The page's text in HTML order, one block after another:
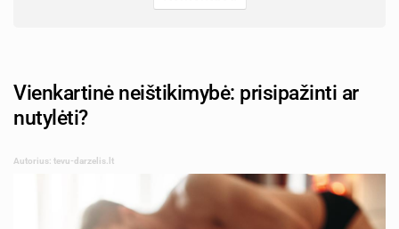
Vienkartinė neištikimybė: prisipažinti ar
nutylėti?
Autorius: tevu-darzelis.lt